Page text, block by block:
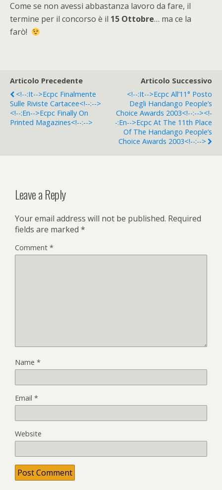
Come se non avessi abbastanza lavoro da fare, il
termine per il concorso è il 15 Ottobre… ma ce la
farò!
Articolo Precedente
<!--:it-->Ecpc Finalmente
Sulle Riviste Cartacee<!--:-->
<!--:en-->Ecpc Finally On
Printed Magazines<!--:-->
Articolo Successivo
<!--:it-->Ecpc All’11° Posto
Degli Handango People’s
Choice Awards 2003<!--:--><!-
-:en-->Ecpc At The 11th Place
Of The Handango People’s
Choice Awards 2003<!--:-->
Leave a Reply
Your email address will not be published. Required
fields are marked *
Comment *
Name *
Email *
Website